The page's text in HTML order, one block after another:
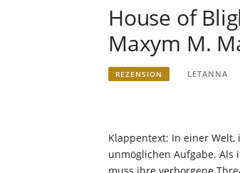
House of
Maxym M.
REZENSION LETANNA
Klappentext: In einer
unmöglichen Aufgabe. Als